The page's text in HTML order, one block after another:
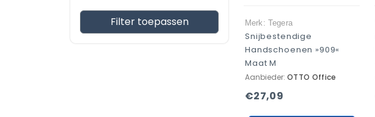
Merk: Tegera
Snijbestendige
Handschoenen »909«
Maat M
Aanbieder: OTTO Office
€27,09
Filter toepassen